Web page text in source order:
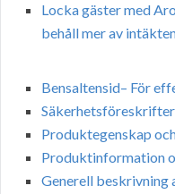
Locka gäster med
behåll mer av
Bensaltensid– För
Säkerhetsföreskrifter
Produktegenskap
Produktinformation
Generell beskrivning